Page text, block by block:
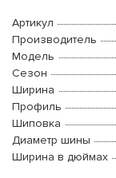
Артикул
Производитель
Модель
Сезон
Ширина
Профиль
Шиповка
Диаметр шины
Ширина в дюймах